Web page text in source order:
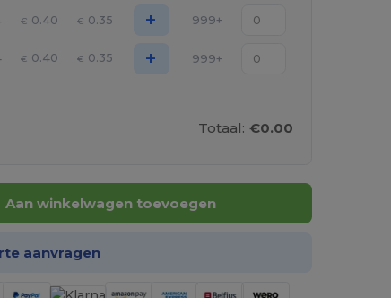
€ 0.40 € 0.35 + 999+
€ 0.40 € 0.35 + 999+
Totaal: €0.00
Aan winkelwagen toevoegen
aanvragen